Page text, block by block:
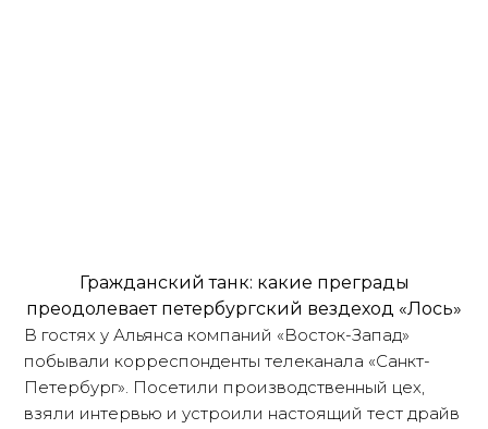
Гражданский танк: какие преграды
преодолевает петербургский вездеход «Лось»
В гостях у Альянса компаний «Восток-Запад»
побывали корреспонденты телеканала «Санкт-
Петербург». Посетили производственный цех,
взяли интервью и устроили настоящий тест драйв